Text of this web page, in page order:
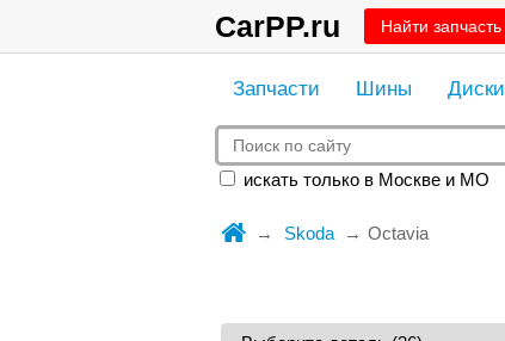
CarPP.ru Найти запчасть
Запчасти Шины Диски
искать только в Москве и МО
Skoda Octavia